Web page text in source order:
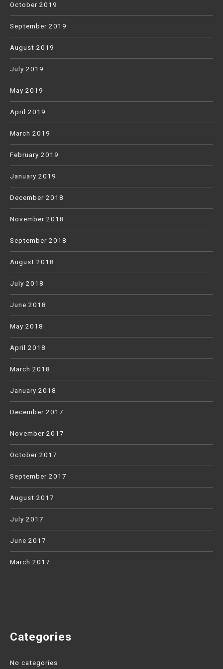
October 2019
September 2019
August 2019
July 2019
May 2019
April 2019
March 2019
February 2019
January 2019
December 2018
November 2018
September 2018
August 2018
July 2018
June 2018
May 2018
April 2018
March 2018
January 2018
December 2017
November 2017
October 2017
September 2017
August 2017
July 2017
June 2017
March 2017
Categories
No categories